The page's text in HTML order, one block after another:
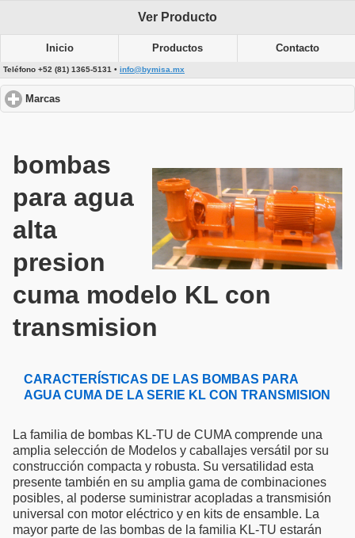
Ver Producto
Inicio Productos Contacto
Teléfono +52 (81) 1365-5131 • info@bymisa.mx
Marcas
bombas
para agua
alta
presion
cuma modelo KL con
transmision
CARACTERÍSTICAS DE LAS BOMBAS PARA
AGUA CUMA DE LA SERIE KL CON TRANSMISION
La familia de bombas KL-TU de CUMA comprende una
amplia selección de Modelos y caballajes versátil por su
construcción compacta y robusta. Su versatilidad esta
presente también en su amplia gama de combinaciones
posibles, al poderse suministrar acopladas a transmisión
universal con motor eléctrico y en kits de ensamble. La
mayor parte de las bombas de la familia KL-TU estarán